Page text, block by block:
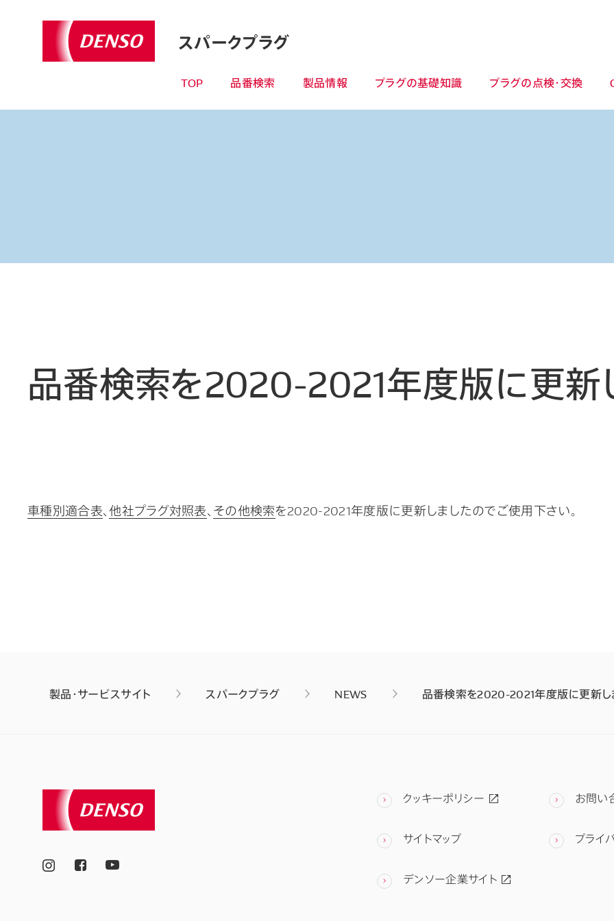
スパークプラグ
TOP 品番検索 製品情報 プラグの基礎知識 プラグの点検・交換
品番検索を2020-2021年度版に更新
車種別適合表、他社プラグ対照表、 その他検索を2020-2021年度版に更新しましたのでご使用下さい。
製品・サービスサイト スパークプラグ NEWS 品番検索を2020-2021年度版に更新し
クッキーポリシー お問い
サイトマップ プライ
デンソー企業サイト